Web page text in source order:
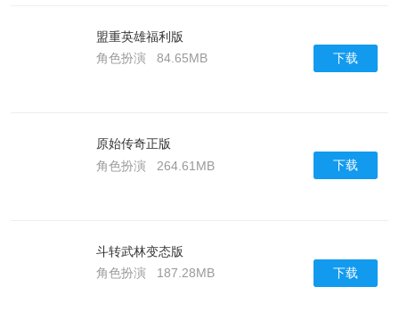
盟重英雄福利版
角色扮演
84.65MB 下载
原始传奇正版
角色扮演
264.61MB 下载
斗转武林变态版
角色扮演
187.28MB 下载